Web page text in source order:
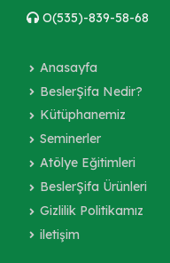
O(535)-839-58-68
Anasayfa
BeslerŞifa Nedir?
Kütüphanemiz
Seminerler
Atölye Eğitimleri
BeslerŞifa Ürünleri
Gizlilik Politikamız
iletişim